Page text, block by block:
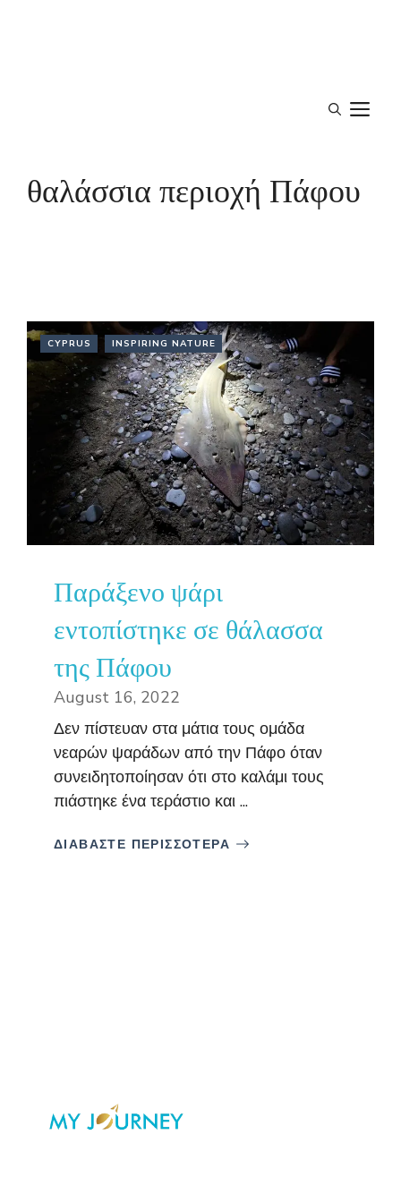
θαλάσσια περιοχή Πάφου
CYPRUS INSPIRING NATURE
Παράξενο ψάρι
εντοπίστηκε σε θάλασσα
της Πάφου
August 16, 2022
Δεν πίστευαν στα μάτια τους ομάδα
νεαρών ψαράδων από την Πάφο όταν
συνειδητοποίησαν ότι στο καλάμι τους
πιάστηκε ένα τεράστιο και ...
ΔΙΑΒΑΣΤΕ ΠΕΡΙΣΣΟΤΕΡΑ